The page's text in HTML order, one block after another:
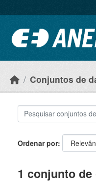
Conjuntos de
Ordenar por
1 conjunto